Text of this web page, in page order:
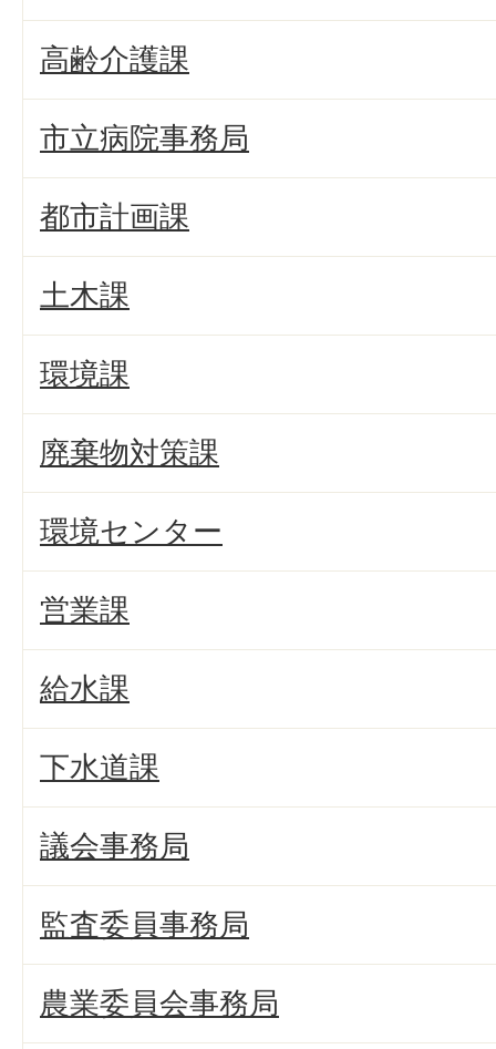
高齢介護課
市立病院事務局
都市計画課
土木課
環境課
廃棄物対策課
環境センター
営業課
給水課
下水道課
議会事務局
監査委員事務局
農業委員会事務局